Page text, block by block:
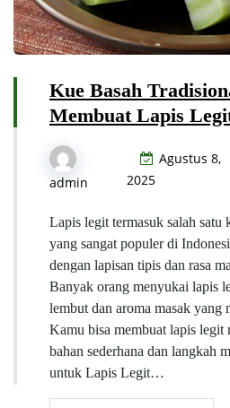
Kue Basah
Membuat Lapis
admin
Agustus 8,
2025
Lapis legit termasuk salah satu
yang sangat populer di
dengan lapisan tipis dan rasa
Banyak orang menyukai lapis
lembut dan aroma masak yang
Kamu bisa membuat lapis legit
bahan sederhana dan langkah
untuk Lapis Legit…